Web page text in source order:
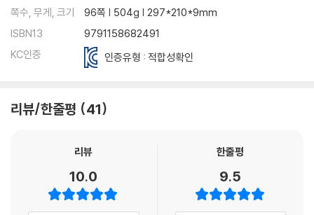
쪽수, 무게, 크기
96쪽 | 504g | 297*210*9mm
ISBN13
9791158682491
KC인증
인증유형 : 적합성확인
리뷰/한줄평 41
리뷰
10.0
한줄평
9.5